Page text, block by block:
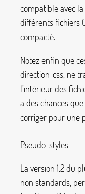
compatible avec
différents fichiers
compacté.
Notez enfin que
direction_css , ne
l’intérieur des
a des chances
corriger pour une
Pseudo-styles
La version 1.2 du
non standards,